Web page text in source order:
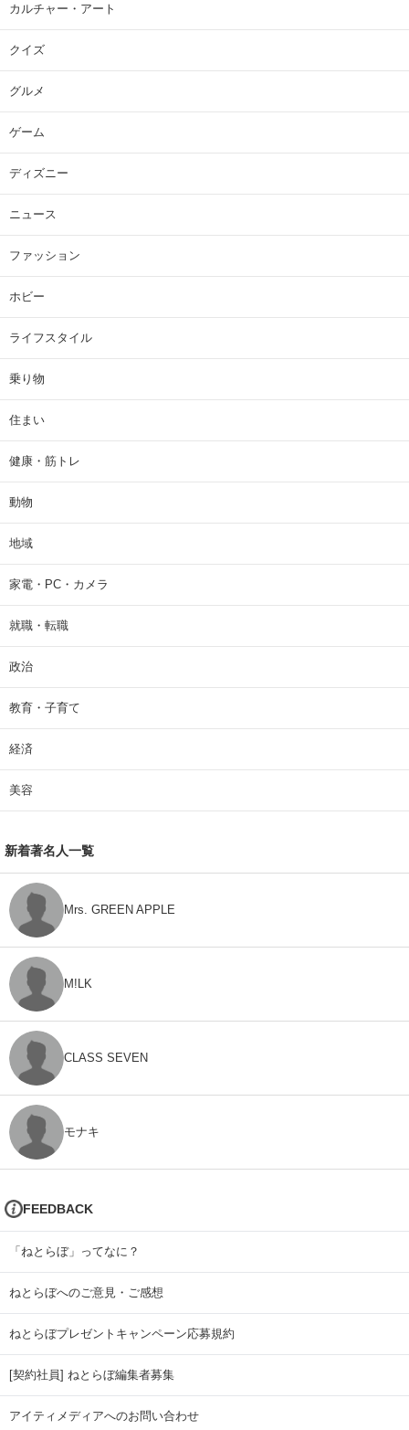
カルチャー・アート
クイズ
グルメ
ゲーム
ディズニー
ニュース
ファッション
ホビー
ライフスタイル
乗り物
住まい
健康・筋トレ
動物
地域
家電・PC・カメラ
就職・転職
政治
教育・子育て
経済
美容
新着著名人一覧
Mrs. GREEN APPLE
M!LK
CLASS SEVEN
モナキ
FEEDBACK
「ねとらぼ」ってなに？
ねとらぼへのご意見・ご感想
ねとらぼプレゼントキャンペーン応募規約
[契約社員] ねとらぼ編集者募集
アイティメディアへのお問い合わせ